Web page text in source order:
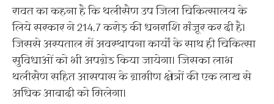
रावत का कहना है कि थलीसैण उप जिला चिकित्सालय के
लिये सरकार ने 214.7 करोड़ की धनराशि मंजूर कर दी है।
जिससे अस्पताल में अवस्थापना कार्यों के साथ ही चिकित्सा
सुविधाओं को भी अपग्रेड किया जायेगा। जिसका लाभ
थलीसैण सहित आसपास के ग्रामीण क्षेत्रों की एक लाख से
अधिक आबादी को मिलेगा।